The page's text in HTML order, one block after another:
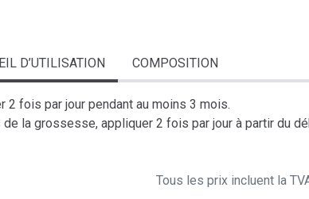
D’UTILISATION COMPOSITION
2 fois par jour pendant au moins 3 mois.
de la grossesse, appliquer 2 fois par jour à partir du
Tous les prix incluent la